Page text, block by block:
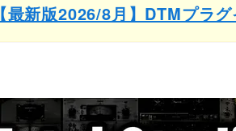
【最新版2026/8月】DTMプラ